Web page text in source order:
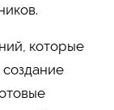
которые
создание